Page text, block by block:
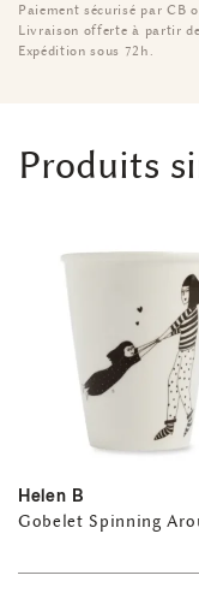
Paiement sécurisé par CB
Livraison offerte à partir
Expédition sous 72h.
Produits
Helen B
Gobelet Spinning